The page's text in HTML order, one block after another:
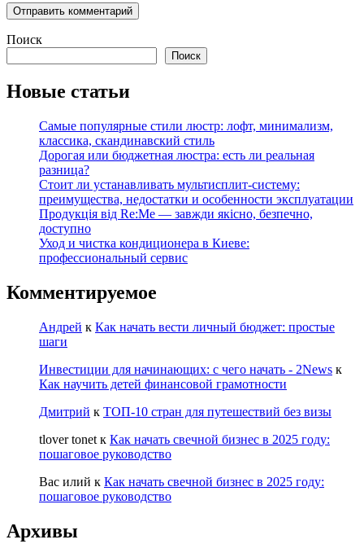
Поиск
Поиск
Новые статьи
Самые популярные стили люстр: лофт, минимализм,
классика, скандинавский стиль
Дорогая или бюджетная люстра: есть ли реальная
разница?
Стоит ли устанавливать мультисплит-систему:
преимущества, недостатки и особенности эксплуатации
Продукція від Re:Me — завжди якісно, безпечно,
доступно
Уход и чистка кондиционера в Киеве:
профессиональный сервис
Комментируемое
Андрей к Как начать вести личный бюджет: простые
шаги
Инвестиции для начинающих: с чего начать - 2News к
Как научить детей финансовой грамотности
Дмитрий к ТОП-10 стран для путешествий без визы
tlover tonet к Как начать свечной бизнес в 2025 году:
пошаговое руководство
Вас илий к Как начать свечной бизнес в 2025 году:
пошаговое руководство
Архивы